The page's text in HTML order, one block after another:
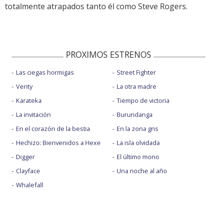
totalmente atrapados tanto él como Steve Rogers.
PROXIMOS ESTRENOS
Las ciegas hormigas
Verity
Karateka
La invitación
En el corazón de la bestia
Hechizo: Bienvenidos a Hexe
Digger
Clayface
Whalefall
Street Fighter
La otra madre
Tiempo de victoria
Burundanga
En la zona gris
La isla olvidada
El último mono
Una noche al año